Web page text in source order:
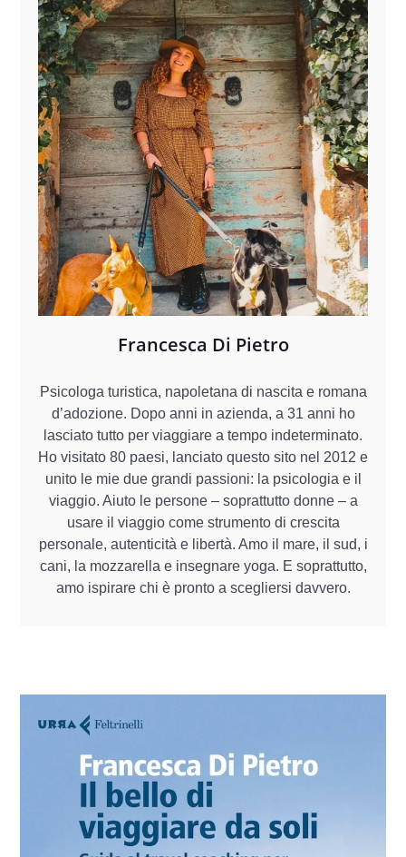
Francesca Di Pietro
Psicologa turistica, napoletana di nascita e romana
d’adozione. Dopo anni in azienda, a 31 anni ho
lasciato tutto per viaggiare a tempo indeterminato.
Ho visitato 80 paesi, lanciato questo sito nel 2012 e
unito le mie due grandi passioni: la psicologia e il
viaggio. Aiuto le persone – soprattutto donne – a
usare il viaggio come strumento di crescita
personale, autenticità e libertà. Amo il mare, il sud, i
cani, la mozzarella e insegnare yoga. E soprattutto,
amo ispirare chi è pronto a scegliersi davvero.